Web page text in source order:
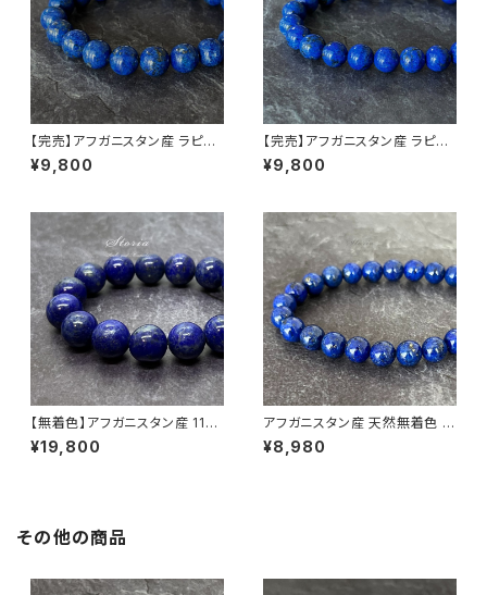
【完売】アフガニスタン産 ラピス
ラズリ 10mm ブレスレット（天
然色・一点もの）
¥9,800
【完売】アフガニスタン産 ラピス
ラズリ 8.5mm ブレスレット（天
然色・一点もの）
¥9,800
【無着色】アフガニスタン産 11ｍ
ｍラピズラズリ ブレスレット
¥19,800
アフガニスタン産 天然無着色 ラ
ピスラズリ 8mm ブレスレット
¥8,980
その他の商品